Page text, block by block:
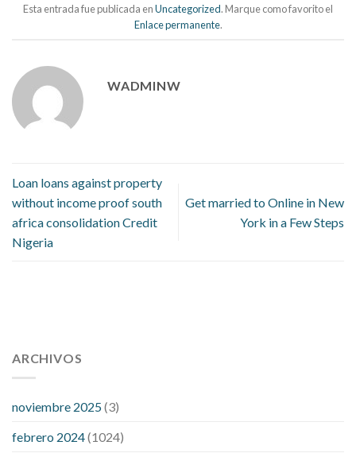
Esta entrada fue publicada enUncategorized. Marque como favorito el
Enlace permanente.
WADMINW
Loan loans against property
without income proof south
africa consolidation Credit
Nigeria
Get married to Online in New
York in a Few Steps
pressure 112 50
fitness trackers monitor blood pressure
high low number blood pressure
200 mg labetalol lower blood pressure
ARCHIVOS
noviembre 2025(3)
febrero 2024(1024)